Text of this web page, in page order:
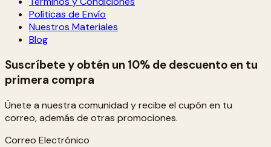
Políticas de Envío
Nuestros Materiales
Blog
Suscríbete y obtén un 10% de descuento en tu
primera compra
Únete a nuestra comunidad y recibe el cupón en tu
correo, además de otras promociones.
Correo Electrónico